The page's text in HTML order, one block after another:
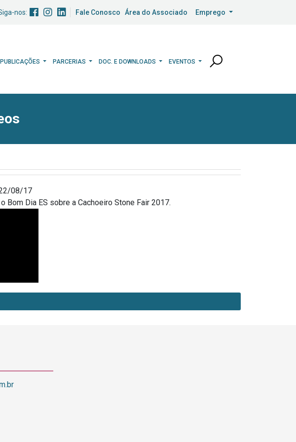
nos: Fale Conosco Área do Associado Emprego
PUBLICAÇÕES PARCERIAS DOC. E DOWNLOADS EVENTOS
08/17
Bom Dia ES sobre a Cachoeiro Stone Fair 2017.